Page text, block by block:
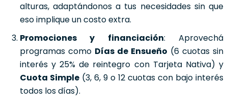
alturas, adaptándonos a tus necesidades sin que
eso implique un costo extra.
Promociones y financiación: Aprovechá
programas como Días de Ensueño (6 cuotas sin
interés y 25% de reintegro con Tarjeta Nativa) y
Cuota Simple (3, 6, 9 o 12 cuotas con bajo interés
todos los días).